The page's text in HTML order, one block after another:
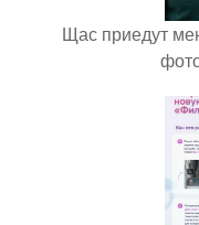
Щас приедут